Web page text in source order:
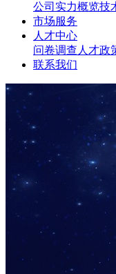
公司实力概览技
市场服务
人才中心
问卷调查 人才政
联系我们